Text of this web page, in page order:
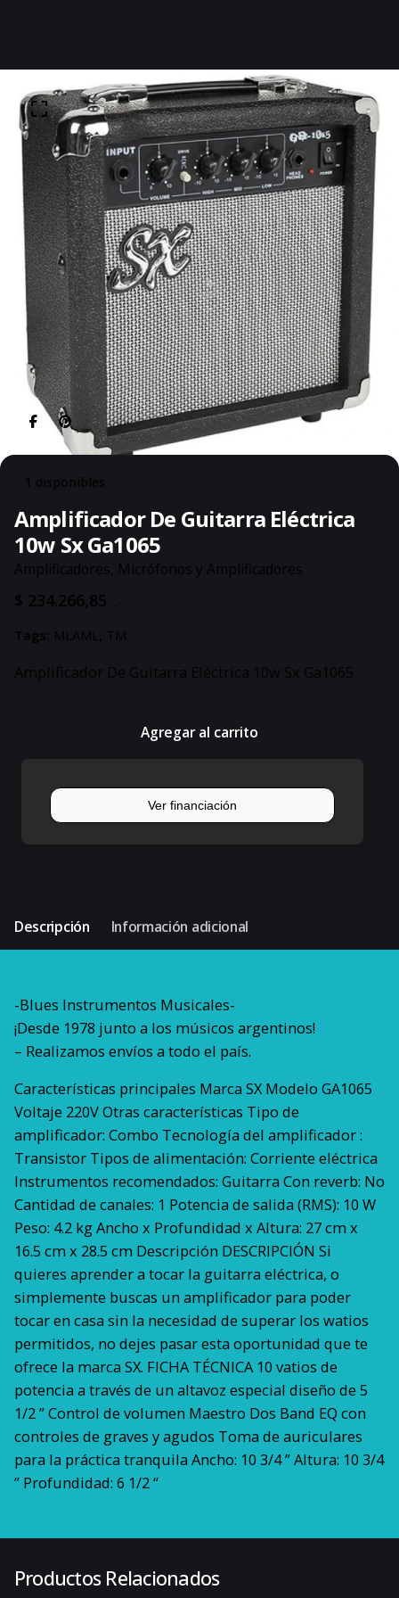
1 disponibles
Amplificador De Guitarra Eléctrica
10w Sx Ga1065
Amplificadores Micrófonos y Amplificadores
$ 234.266,85 .-
Tags: MLAML, TM
Amplificador De Guitarra Eléctrica 10w Sx Ga1065
Agregar al carrito
Descripción Información adicional
-Blues Instrumentos Musicales-
¡Desde 1978 junto a los músicos argentinos!
– Realizamos envíos a todo el país.
Características principales Marca SX Modelo GA1065
Voltaje 220V Otras características Tipo de
amplificador: Combo Tecnología del amplificador :
Transistor Tipos de alimentación: Corriente eléctrica
Instrumentos recomendados: Guitarra Con reverb: No
Cantidad de canales: 1 Potencia de salida (RMS): 10 W
Peso: 4.2 kg Ancho x Profundidad x Altura: 27 cm x
16.5 cm x 28.5 cm Descripción DESCRIPCIÓN Si
quieres aprender a tocar la guitarra eléctrica, o
simplemente buscas un amplificador para poder
tocar en casa sin la necesidad de superar los watios
permitidos, no dejes pasar esta oportunidad que te
ofrece la marca SX. FICHA TÉCNICA 10 vatios de
potencia a través de un altavoz especial diseño de 5
1/2 ” Control de volumen Maestro Dos Band EQ con
controles de graves y agudos Toma de auriculares
para la práctica tranquila Ancho: 10 3/4 ” Altura: 10 3/4
” Profundidad: 6 1/2 “
Dimensiones
Productos Relacionados